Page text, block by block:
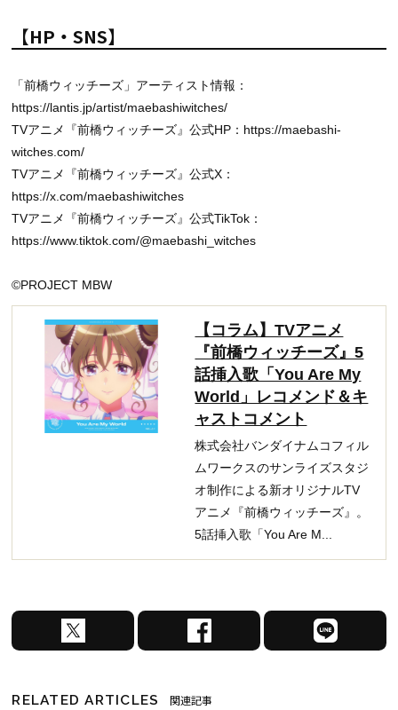
【HP・SNS】
「前橋ウィッチーズ」アーティスト情報：
https://lantis.jp/artist/maebashiwitches/
TVアニメ『前橋ウィッチーズ』公式HP：https://maebashi-
witches.com/
TVアニメ『前橋ウィッチーズ』公式X：
https://x.com/maebashiwitches
TVアニメ『前橋ウィッチーズ』公式TikTok：
https://www.tiktok.com/@maebashi_witches
©PROJECT MBW
【コラム】TVアニメ
『前橋ウィッチーズ』5
話挿入歌「You Are My
World」レコメンド＆キ
ャストコメント
株式会社バンダイナムコフィル
ムワークスのサンライズスタジ
オ制作による新オリジナルTV
アニメ『前橋ウィッチーズ』。
5話挿入歌「You Are M...
X
で
F
a
L
I
RELATED ARTICLES 関連記事